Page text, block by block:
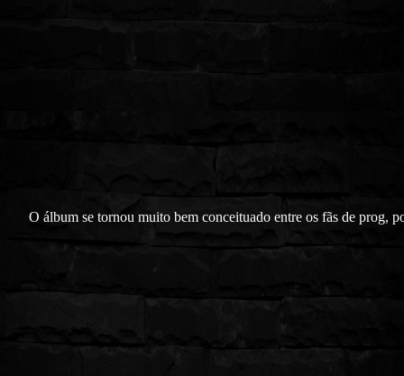
O álbum se tornou muito bem conceituado entre os fãs de prog,